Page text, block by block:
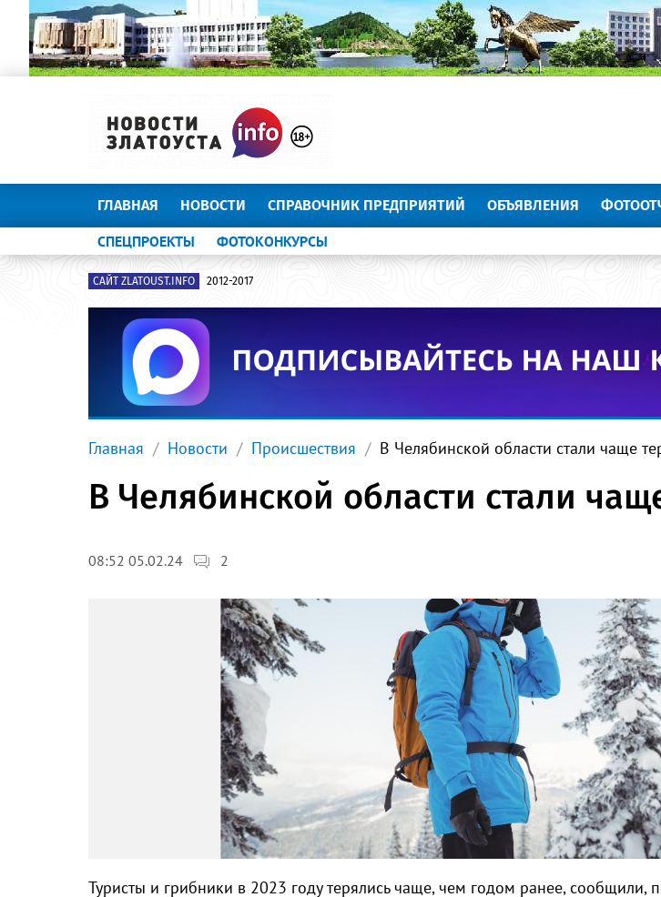
ГЛАВНАЯ НОВОСТИ СПРАВОЧНИК ПРЕДПРИЯТИЙ ОБЪЯВЛЕНИЯ
СПЕЦПРОЕКТЫ ФОТОКОНКУРСЫ
САЙТ ZLATOUST.INFO 2012-2017
Главная Новости Происшествия В Челябинской области стали чаще
В Челябинской области стали
08:52 05.02.24 2
Туристы и грибники в 2023 году терялись чаще, чем годом ранее, сообщили,